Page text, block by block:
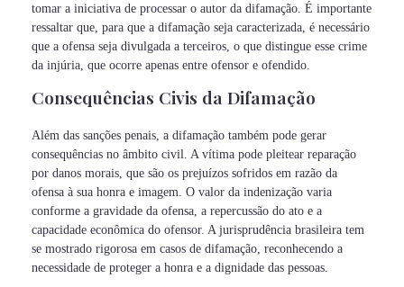
tomar a iniciativa de processar o autor da difamação. É importante
ressaltar que, para que a difamação seja caracterizada, é necessário
que a ofensa seja divulgada a terceiros, o que distingue esse crime
da injúria, que ocorre apenas entre ofensor e ofendido.
Consequências Civis da Difamação
Além das sanções penais, a difamação também pode gerar
consequências no âmbito civil. A vítima pode pleitear reparação
por danos morais, que são os prejuízos sofridos em razão da
ofensa à sua honra e imagem. O valor da indenização varia
conforme a gravidade da ofensa, a repercussão do ato e a
capacidade econômica do ofensor. A jurisprudência brasileira tem
se mostrado rigorosa em casos de difamação, reconhecendo a
necessidade de proteger a honra e a dignidade das pessoas.